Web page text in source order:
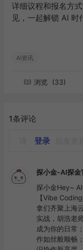
详细议程和报名方
见，一起解锁 AI 时
AI资讯
浏览 (33)
1条评论
登录
探小金-AI探金
探小金Hey~
【Vibe
拿们齐聚上海
实战，胡浩老
成为你的日常
作如丝般顺畅